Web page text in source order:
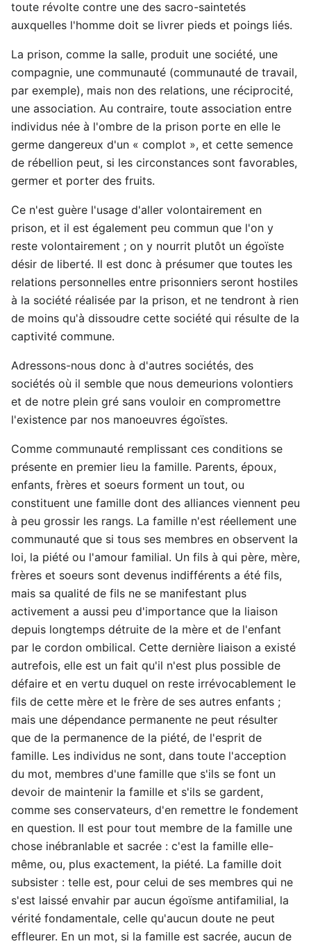
toute révolte contre une des sacro-saintetés
auxquelles l'homme doit se livrer pieds et poings liés.
La prison, comme la salle, produit une société, une
compagnie, une communauté (communauté de travail,
par exemple), mais non des relations, une réciprocité,
une association. Au contraire, toute association entre
individus née à l'ombre de la prison porte en elle le
germe dangereux d'un « complot », et cette semence
de rébellion peut, si les circonstances sont favorables,
germer et porter des fruits.
Ce n'est guère l'usage d'aller volontairement en
prison, et il est également peu commun que l'on y
reste volontairement ; on y nourrit plutôt un égoïste
désir de liberté. Il est donc à présumer que toutes les
relations personnelles entre prisonniers seront hostiles
à la société réalisée par la prison, et ne tendront à rien
de moins qu'à dissoudre cette société qui résulte de la
captivité commune.
Adressons-nous donc à d'autres sociétés, des
sociétés où il semble que nous demeurions volontiers
et de notre plein gré sans vouloir en compromettre
l'existence par nos manoeuvres égoïstes.
Comme communauté remplissant ces conditions se
présente en premier lieu la famille. Parents, époux,
enfants, frères et soeurs forment un tout, ou
constituent une famille dont des alliances viennent peu
à peu grossir les rangs. La famille n'est réellement une
communauté que si tous ses membres en observent la
loi, la piété ou l'amour familial. Un fils à qui père, mère,
frères et soeurs sont devenus indifférents a été fils,
mais sa qualité de fils ne se manifestant plus
activement a aussi peu d'importance que la liaison
depuis longtemps détruite de la mère et de l'enfant
par le cordon ombilical. Cette dernière liaison a existé
autrefois, elle est un fait qu'il n'est plus possible de
défaire et en vertu duquel on reste irrévocablement le
fils de cette mère et le frère de ses autres enfants ;
mais une dépendance permanente ne peut résulter
que de la permanence de la piété, de l'esprit de
famille. Les individus ne sont, dans toute l'acception
du mot, membres d'une famille que s'ils se font un
devoir de maintenir la famille et s'ils se gardent,
comme ses conservateurs, d'en remettre le fondement
en question. Il est pour tout membre de la famille une
chose inébranlable et sacrée : c'est la famille elle-
même, ou, plus exactement, la piété. La famille doit
subsister : telle est, pour celui de ses membres qui ne
s'est laissé envahir par aucun égoïsme antifamilial, la
vérité fondamentale, celle qu'aucun doute ne peut
effleurer. En un mot, si la famille est sacrée, aucun de